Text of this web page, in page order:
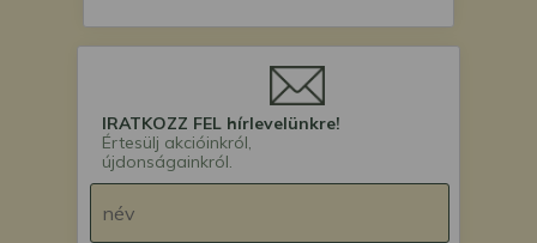
IRATKOZZ FEL hírlevelünkre!
Értesülj akcióinkról,
újdonságainkról.